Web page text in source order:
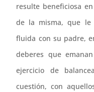
resulte beneficiosa
de la misma, que le
fluida con su padre,
deberes que
ejercicio de
cuestión, con